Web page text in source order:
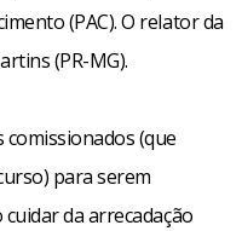
(PAC). O relator da
(PR-MG).
comissionados (que
para serem
da arrecadação